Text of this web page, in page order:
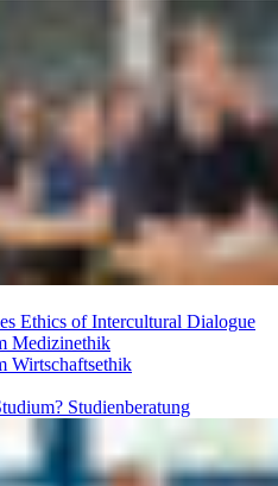
Ethics of Intercultural Dialogue
Medizinethik
Wirtschaftsethik
Studien­beratung